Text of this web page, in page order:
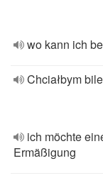
wo kann ich
Chciałbym
ich möchte
Ermäßigung